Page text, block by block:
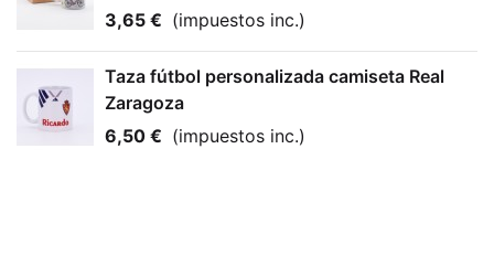
3,65 € (impuestos inc.)
Taza fútbol personalizada camiseta Real
Zaragoza
6,50 € (impuestos inc.)